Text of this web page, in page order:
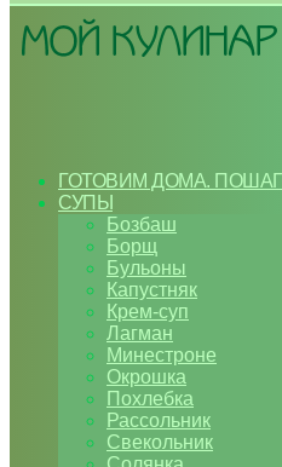
ГОТОВИМ ДОМА.
СУПЫ
Бозбаш
Борщ
Бульоны
Капустняк
Крем-суп
Лагман
Минестроне
Окрошка
Похлебка
Рассольник
Свекольник